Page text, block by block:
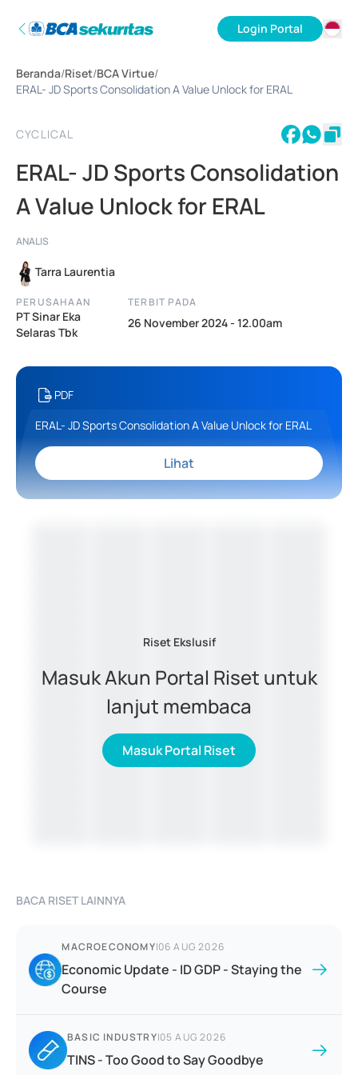
Login Portal
Beranda/Riset/BCA Virtue/
ERAL- JD Sports Consolidation A Value Unlock for ERAL
CYCLICAL
ERAL- JD Sports Consolidation
A Value Unlock for ERAL
ANALIS
Tarra Laurentia
PERUSAHAAN
PT Sinar Eka
Selaras Tbk
TERBIT PADA
26 November 2024 - 12.00am
PDF
ERAL- JD Sports Consolidation A Value Unlock for ERAL
Lihat
Riset Ekslusif
Masuk Akun Portal Riset untuk
lanjut membaca
Masuk Portal Riset
BACA RISET LAINNYA
MACROECONOMY|06 AUG 2026
Economic Update - ID GDP - Staying the
Course
BASIC INDUSTRY|05 AUG 2026
TINS - Too Good to Say Goodbye